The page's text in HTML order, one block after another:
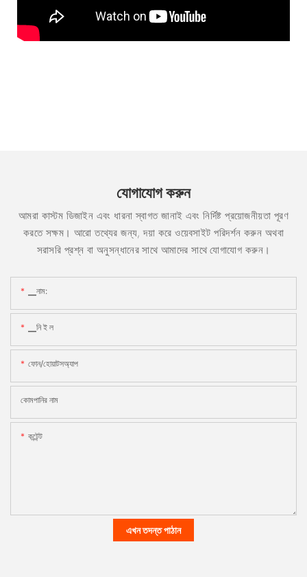
আমরা কাস্টম ডিজাইন এবং ধারনা স্বাগত জানাই এবং নির্দিষ্ট প্রয়োজনীয়তা পূরণ
করতে সক্ষম। আরো তথ্যের জন্য, দয়া করে ওয়েবসাইট পরিদর্শন করুন অথবা
সরাসরি প্রশ্ন বা অনুসন্ধানের সাথে আমাদের সাথে যোগাযোগ করুন।
▁নাম:
▁নি ই ল
ফোন/হোয়াটসঅ্যাপ
কোমপানির নাম
কন্টেন্ট
এখন তদন্ত পাঠান